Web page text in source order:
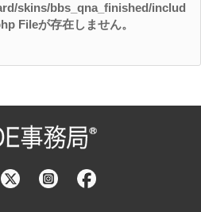
skins/bbs_qna_finished/includ
Fileが存在しません。